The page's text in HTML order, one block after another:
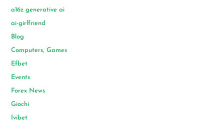
a16z generative ai
ai-girlfriend
Blog
Computers, Games
Efbet
Events
Forex News
Giochi
Ivibet